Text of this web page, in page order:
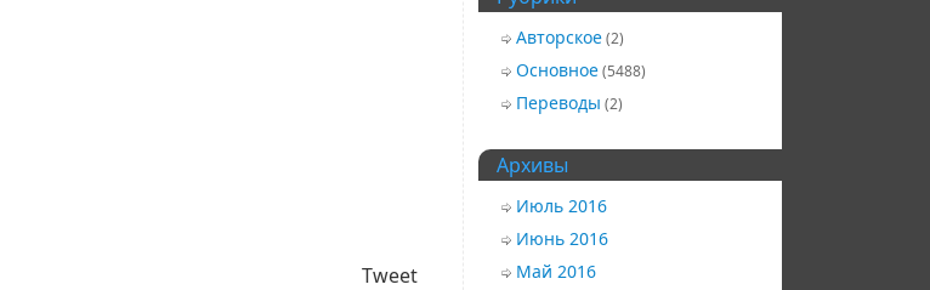
Tweet
Авторское(2)
Основное(5488)
Переводы (2)
Архивы
Июль 2016
Июнь 2016
Май 2016